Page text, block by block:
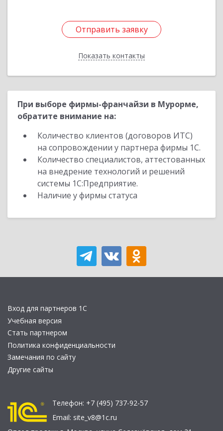
Отправить заявку
Показать контакты
Отправить заявку
Назад
При выборе фирмы-франчайзи в Мурорме,
обратите внимание на:
Количество клиентов (договоров ИТС)
на сопровождении у партнера фирмы 1С.
Количество специалистов, аттестованных
на внедрение технологий и решений
системы 1С:Предприятие.
Наличие у фирмы статуса
Вход для партнеров 1С
Учебная версия
Стать партнером
Политика конфиденциальности
Замечания по сайту
Другие сайты
Телефон: +7 (495) 737-92-57
Email: site_v8@1c.ru